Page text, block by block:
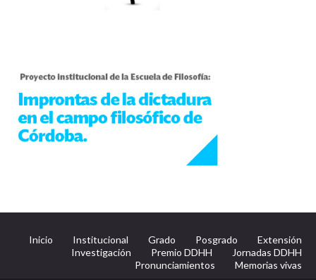
Inicio Institucional Grado Posgrado
Extensión
Investigación
Premio DDHH
Jornadas DDHH
Pronunciamientos
Memorias vivas